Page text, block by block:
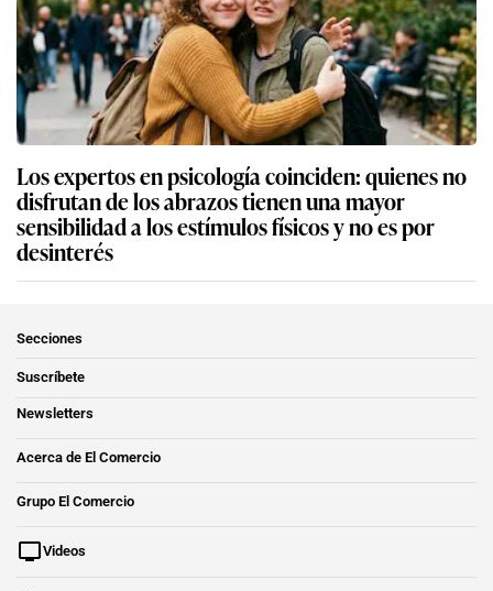
Los expertos en psicología coinciden: quienes no
disfrutan de los abrazos tienen una mayor
sensibilidad a los estímulos físicos y no es por
desinterés
Secciones
Suscríbete
Newsletters
Acerca de El Comercio
Grupo El Comercio
Videos